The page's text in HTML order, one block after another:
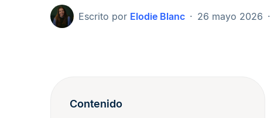
Escrito por Elodie Blanc 26 mayo 2026
Contenido